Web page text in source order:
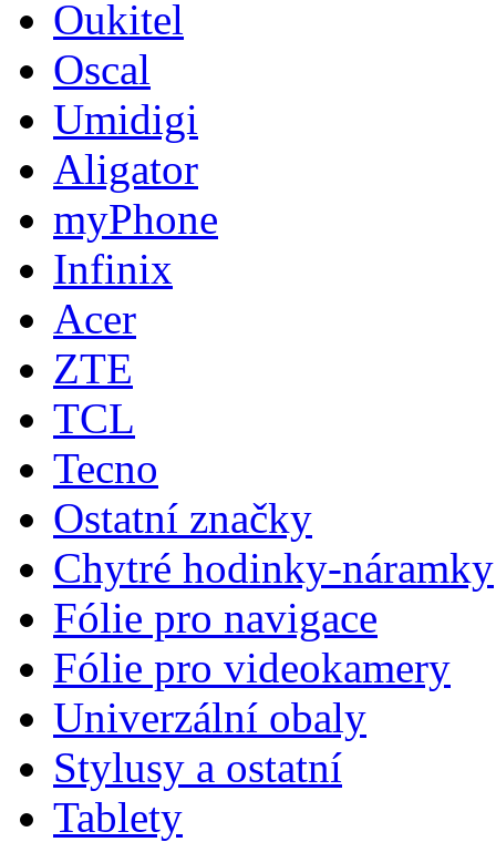
Oukitel
Oscal
Umidigi
Aligator
myPhone
Infinix
Acer
ZTE
TCL
Tecno
Ostatní značky
Chytré hodinky-náramky
Fólie pro navigace
Fólie pro videokamery
Univerzální obaly
Stylusy a ostatní
Tablety